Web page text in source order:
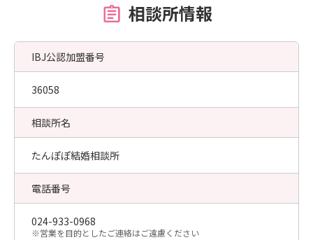
相談所情報
IBJ公認加盟番号
36058
相談所名
たんぽぽ結婚相談所
電話番号
024-933-0968
​※営業を目的としたご連絡はご遠慮ください